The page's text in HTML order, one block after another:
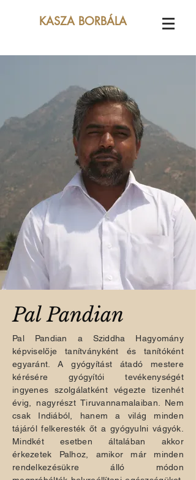
KASZA BORBÁLA
Pal Pandian
Pal Pandian a Sziddha Hagyomány
képviselője tanítványként és tanítóként
egyaránt. A gyógyítást átadó mestere
kérésére gyógyítói tevékenységét
ingyenes szolgálatként végezte tizenhét
évig, nagyrészt Tiruvannamalaiban. Nem
csak Indiából, hanem a világ minden
tájáról felkeresték őt a gyógyulni vágyók.
Mindkét esetben általában akkor
érkezetek Palhoz, amikor már minden
rendelkezésükre álló módon